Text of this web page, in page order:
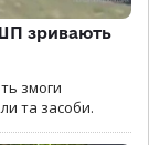
зривають
змоги
та засоби.